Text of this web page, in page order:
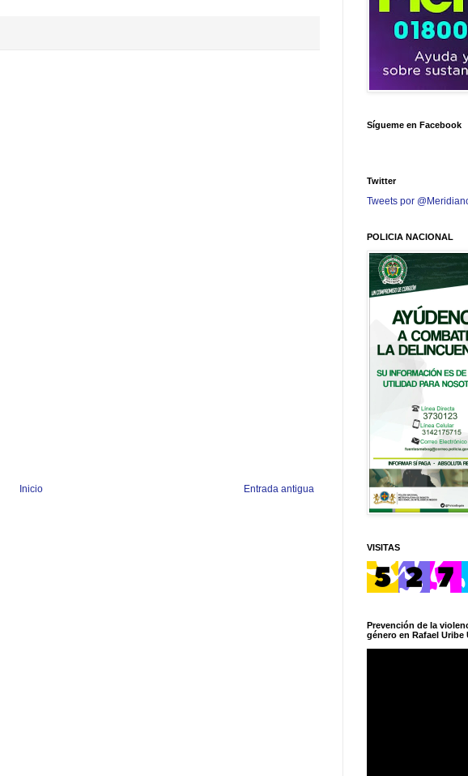
Entrada antigua
Inicio
Sígueme en Facebook
Twitter
Tweets por
POLICIA NACIONAL
VISITAS
Prevención de la
género en Rafael Uribe